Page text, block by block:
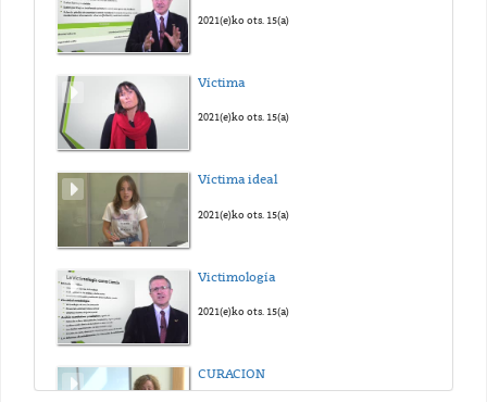
2021(e)ko ots. 15(a)
Víctima
2021(e)ko ots. 15(a)
Víctima ideal
2021(e)ko ots. 15(a)
Victimología
2021(e)ko ots. 15(a)
CURACION